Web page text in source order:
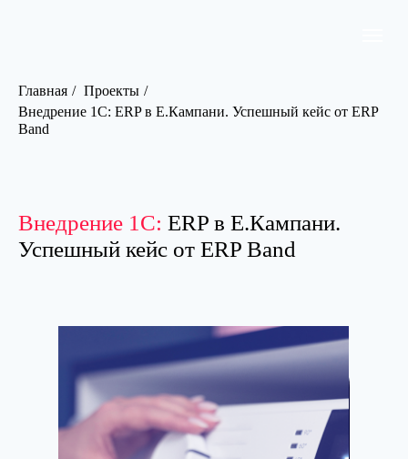
Главная / Проекты /
Внедрение 1С: ERP в Е.Кампани. Успешный кейс от ERP
Band
Внедрение 1С: ERP в Е.Кампани.
Успешный кейс от ERP Band